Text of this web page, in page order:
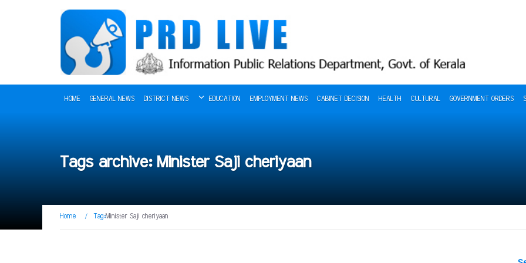
HOME GENERAL NEWS DISTRICT NEWS EDUCATION EMPLOYMENT NEWS CABINET DECISION HEALTH CULTURAL GOVERNMENT ORDERS
Tags archive: Minister Saji cheriyaan
Home / Tag:Minister Saji cheriyaan